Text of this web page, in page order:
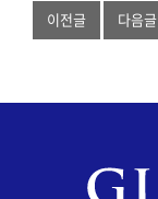
이전글 다음글